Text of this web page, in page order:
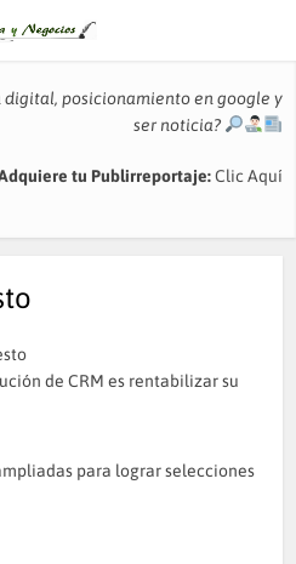
digital, posicionamiento en google y
ser noticia?
tu Publirreportaje:Clic Aquí
de CRM es rentabilizar su
para lograr selecciones